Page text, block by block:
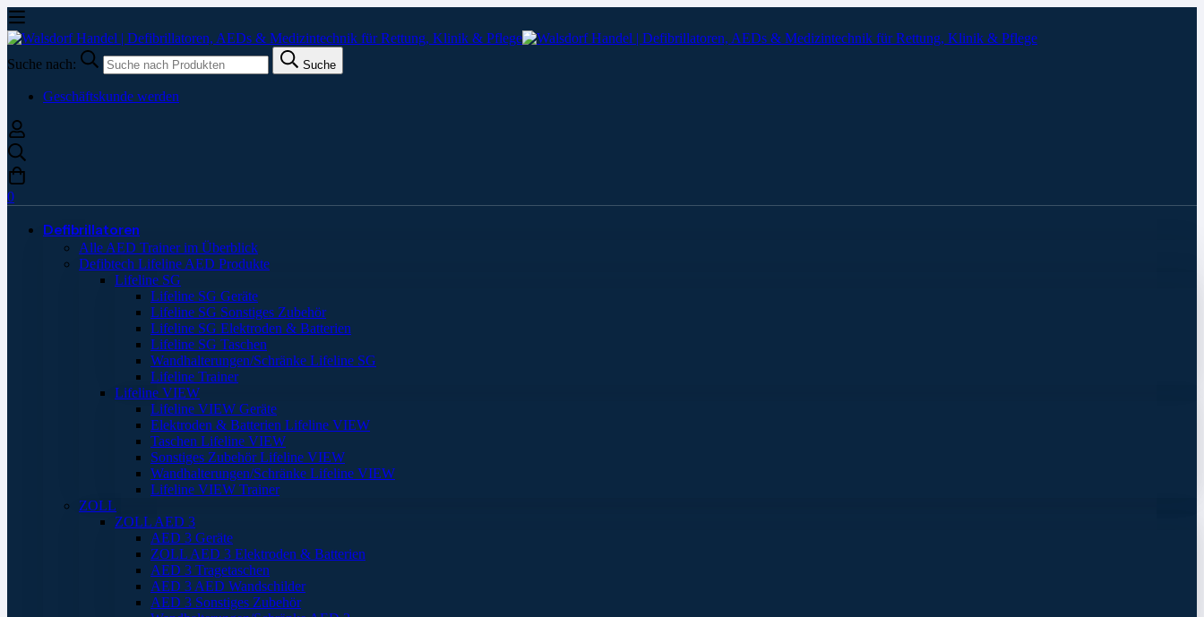
Suche nach: Suche
Geschäftskunde werden
0
Defibrillatoren
Alle AED Trainer im Überblick
Defibtech Lifeline AED Produkte
Lifeline SG
Lifeline SG Geräte
Lifeline SG Sonstiges Zubehör
Lifeline SG Elektroden & Batterien
Lifeline SG Taschen
Wandhalterungen/Schränke Lifeline SG
Lifeline Trainer
Lifeline VIEW
Lifeline VIEW Geräte
Elektroden & Batterien Lifeline VIEW
Taschen Lifeline VIEW
Sonstiges Zubehör Lifeline VIEW
Wandhalterungen/Schränke Lifeline VIEW
Lifeline VIEW Trainer
ZOLL
ZOLL AED 3
AED 3 Geräte
ZOLL AED 3 Elektroden & Batterien
AED 3 Tragetaschen
AED 3 AED Wandschilder
AED 3 Sonstiges Zubehör